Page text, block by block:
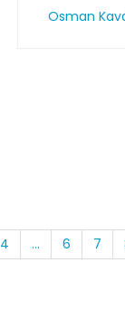
Osman
4 ... 6 7